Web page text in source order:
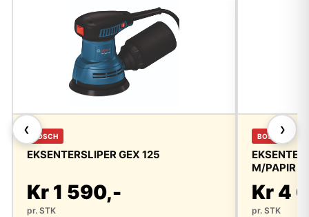
❮
BOSCH
EKSENTERSLIPER GEX 125
Kr 1 590,-
pr. STK
BOSCH
M/PAPIR C
Kr 4
pr. STK
❯